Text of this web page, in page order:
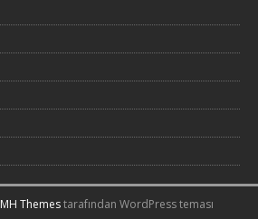
MH Themestarafından WordPress teması